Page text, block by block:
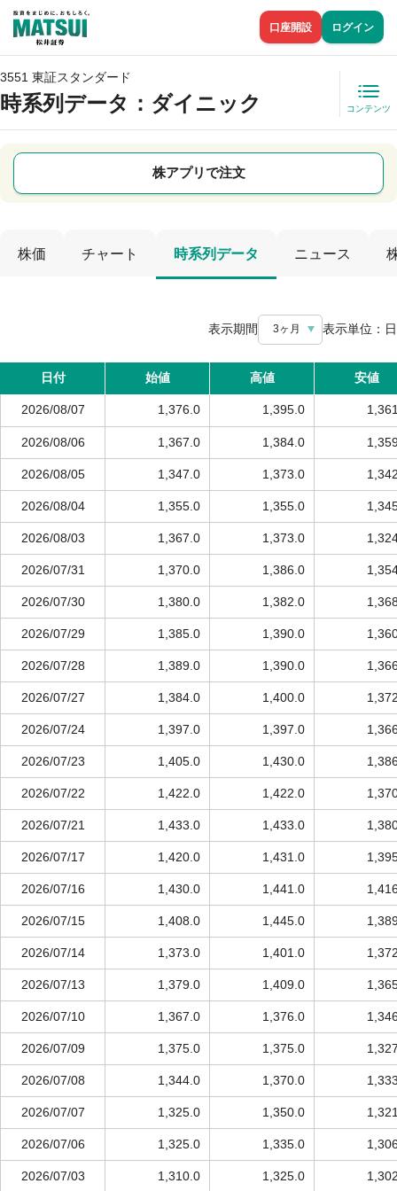
口座開設 ログイン
3551 東証スタンダード
時系列データ ：ダイニック コンテンツ
株アプリで注文
株価 チャート 時系列データ ニュース
表示期間 3ヶ月 表示単位： 日
日付 始値 高値 安値
2026/08/07 1,376.0 1,395.0
2026/08/06 1,367.0 1,384.0
2026/08/05 1,347.0 1,373.0
2026/08/04 1,355.0 1,355.0
2026/08/03 1,367.0 1,373.0
2026/07/31 1,370.0 1,386.0
2026/07/30 1,380.0 1,382.0
2026/07/29 1,385.0 1,390.0
2026/07/28 1,389.0 1,390.0
2026/07/27 1,384.0 1,400.0
2026/07/24 1,397.0 1,397.0
2026/07/23 1,405.0 1,430.0
2026/07/22 1,422.0 1,422.0
2026/07/21 1,433.0 1,433.0
2026/07/17 1,420.0 1,431.0
2026/07/16 1,430.0 1,441.0
2026/07/15 1,408.0 1,445.0
2026/07/14 1,373.0 1,401.0
2026/07/13 1,379.0 1,409.0
2026/07/10 1,367.0 1,376.0
2026/07/09 1,375.0 1,375.0
2026/07/08 1,344.0 1,370.0
2026/07/07 1,325.0 1,350.0
2026/07/06 1,325.0 1,335.0
2026/07/03 1,310.0 1,325.0